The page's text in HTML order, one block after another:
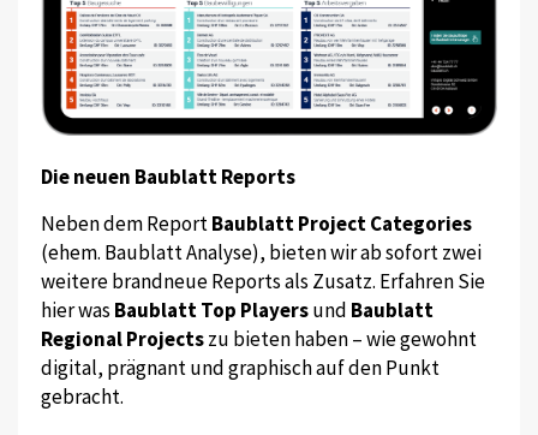
Die neuen Baublatt Reports
Neben dem ReportBaublatt Project Categories
(ehem. Baublatt Analyse), bieten wir ab sofort zwei
weitere brandneue Reports als Zusatz. Erfahren Sie
hier was Baublatt Top Playersund Baublatt
Regional Projectszu bieten haben – wie gewohnt
digital, prägnant und graphisch auf den Punkt
gebracht.